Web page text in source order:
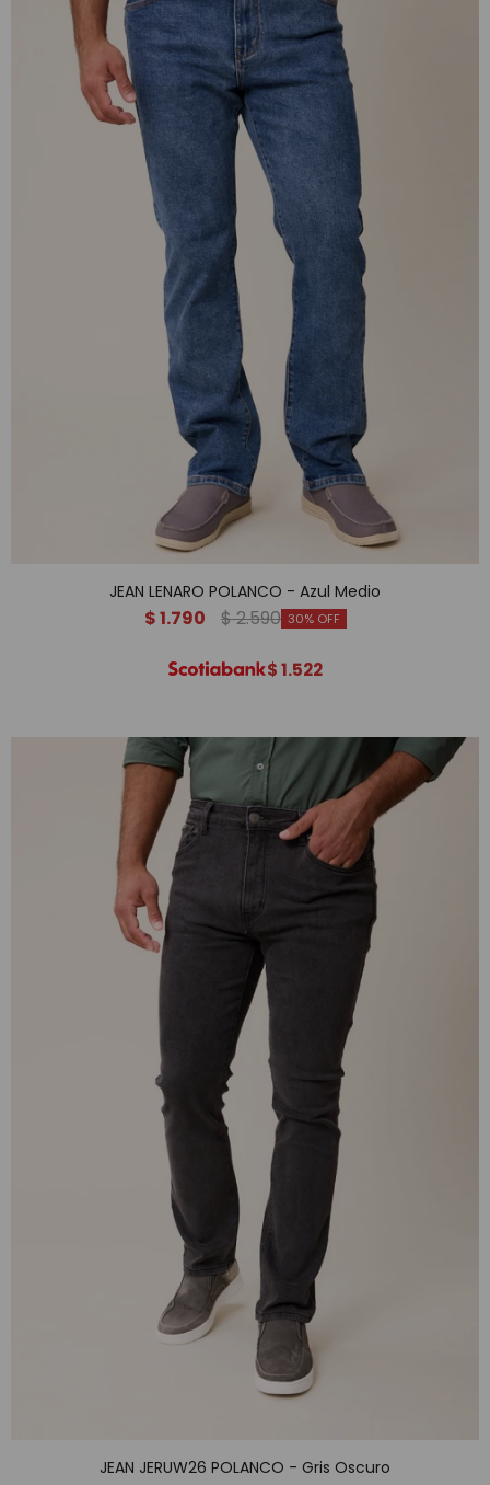
JEAN LENARO POLANCO - Azul Medio
$1.790 $2.590 30
$1.522
JEAN JERUW26 POLANCO - Gris Oscuro